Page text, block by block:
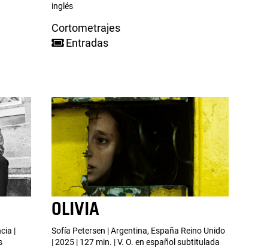
inglés
Cortometrajes
Entradas
|
OLIVIA
Sofía Petersen | Argentina, España Reino Unido
| 2025 | 127 min. | V. O. en español subtitulada